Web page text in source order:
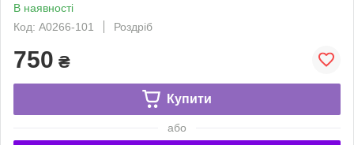
В наявності
Код: A0266-101
Роздріб
750 ₴
Купити
або